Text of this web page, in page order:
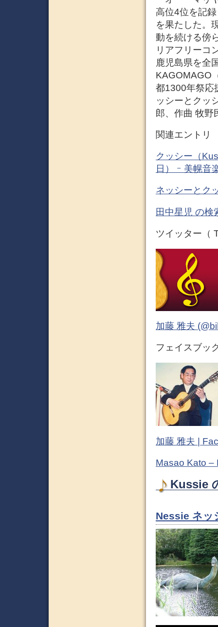
高位4位を記
を果たした。
動を続ける傍
リアフリーコ
鹿児島県を全
KAGOMAGO
都1300年祭応
ッシーとクッ
郎、作曲 牧野
関連エントリ
クッシー（
日） ｰ 美幌
ネッシーとク
田中星児 の検
ツイッター（
加藤 雅夫
フェイスブッ
加藤 雅夫 |
Masao Kato –
Kussie
Nessie ネッ